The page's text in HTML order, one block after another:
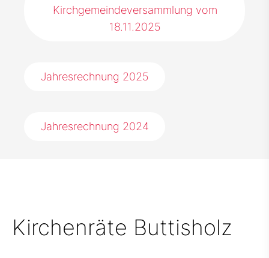
Kirchgemeindeversammlung vom
18.11.2025
Jahresrechnung 2025
Jahresrechnung 2024
Kirchenräte Buttisholz